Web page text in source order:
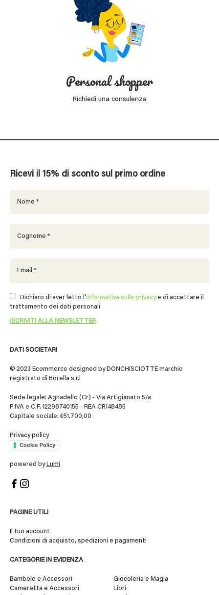
Personal shopper
Richiedi una consulenza
DATI SOCIETARI
© 2023 Ecommerce designed by DONCHISCIOTTE marchio
registrato di Borella s.r.l
Sede legale: Agnadello (Cr) - Via Artigianato 5/a
P.IVA e C.F. 12298740155 - REA CR148485
Capitale sociale: €51.700,00
Privacy policy
Cookie Policy
powered by Lumi
PAGINE UTILI
Il tuo account
Condizioni di acquisto, spedizioni e pagamenti
CATEGORIE IN EVIDENZA
Bambole e Accessori
Cameretta e Accessori
Giocoleria e Magia
Libri
Ricevi il 15% di sconto sul primo ordine
Dichiaro di aver letto l'informativa sulla privacye di accettare il
trattamento dei dati personali